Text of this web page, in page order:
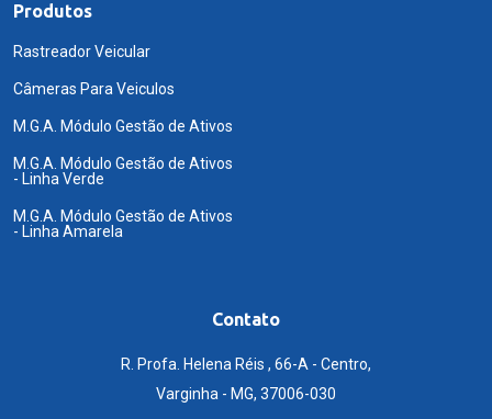
Produtos
Rastreador Veicular
Câmeras Para Veiculos
M.G.A. Módulo Gestão de Ativos
M.G.A. Módulo Gestão de Ativos
- Linha Verde
M.G.A. Módulo Gestão de Ativos
- Linha Amarela
Contato
R. Profa. Helena Réis , 66-A - Centro,
Varginha - MG, 37006-030